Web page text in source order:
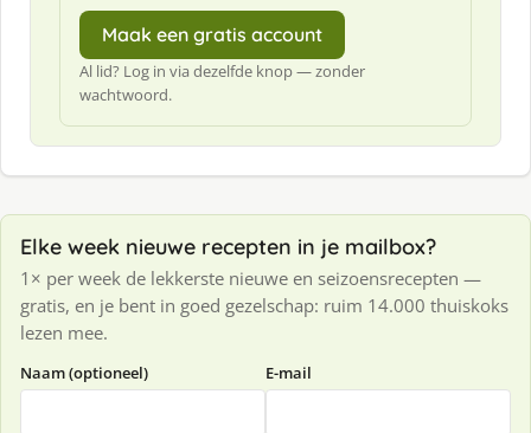
Maak een gratis account
Al lid? Log in via dezelfde knop — zonder
wachtwoord.
Elke week nieuwe recepten in je mailbox?
1× per week de lekkerste nieuwe en seizoensrecepten —
gratis, en je bent in goed gezelschap: ruim 14.000 thuiskoks
lezen mee.
Naam (optioneel) E-mail